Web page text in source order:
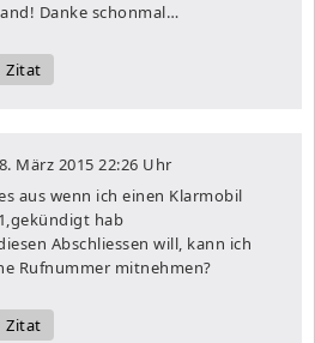
Danke schonmal…
Zitat
März 2015 22:26 Uhr
aus wenn ich einen Klarmobil
hab
Abschliessen will, kann ich
Rufnummer mitnehmen?
Zitat